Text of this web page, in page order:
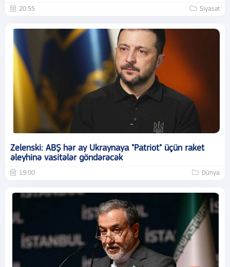
20:55 Siyasət
Zelenski: ABŞ hər ay Ukraynaya "Patriot" üçün raket
əleyhinə vasitələr göndərəcək
19:00 Dünya